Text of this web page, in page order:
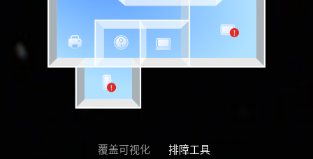
覆盖可视化 排障工具